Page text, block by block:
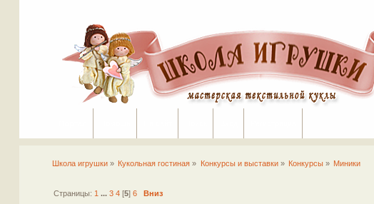
Школа игрушки » Кукольная гостиная » Конкурсы и выставки» Конкурсы » Миники
Страницы: 1 ...3 4 [5]6 Вниз